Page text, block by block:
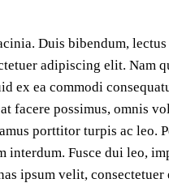
Duis bibendum,
adipiscing elit.
ex ea commodi
facere possimus, omnis
porttitor turpis ac leo.
Fusce dui leo,
ipsum velit,